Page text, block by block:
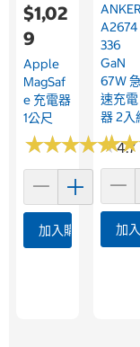
$1,02
9
Apple
MagSaf
E 充電器
1公尺
★★★★★
★★★★★4.7
加入購物車
ANKER
A2674
336
GaN
67W
速充電
器 2入
★★
★★
加